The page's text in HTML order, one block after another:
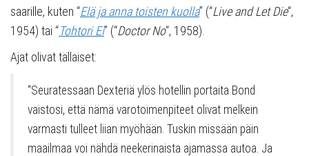
saarille, kuten “Elä ja anna toisten kuolla” (“Live and Let Die“,
1954) tai “Tohtori Ei” (“Doctor No“, 1958).
Ajat olivat tällaiset:
“Seuratessaan Dexteriä ylös hotellin portaita Bond
vaistosi, että nämä varotoimenpiteet olivat melkein
varmasti tulleet liian myöhään. Tuskin missään päin
maailmaa voi nähdä neekerinaista ajamassa autoa. Ja